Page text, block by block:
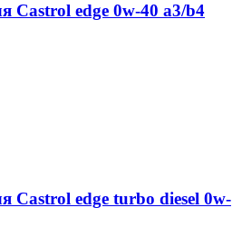
Castrol edge 0w-40 a3/b4
Castrol edge turbo diesel 0w-